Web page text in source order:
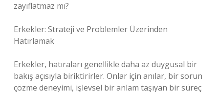
zayıflatmaz mı?
Erkekler: Strateji ve Problemler Üzerinden
Hatırlamak
Erkekler, hatıraları genellikle daha az duygusal bir
bakış açısıyla biriktirirler. Onlar için anılar, bir sorun
çözme deneyimi, işlevsel bir anlam taşıyan bir süreç